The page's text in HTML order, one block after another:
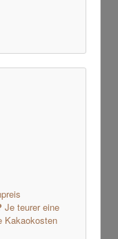
Je teurer eine
Kakaokosten